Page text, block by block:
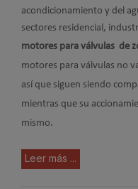
acondicionamiento y del
sectores residencial,
motores para válvulas de
motores para válvulas no
así que siguen siendo
mientras que su
mismo.
Leer más ...